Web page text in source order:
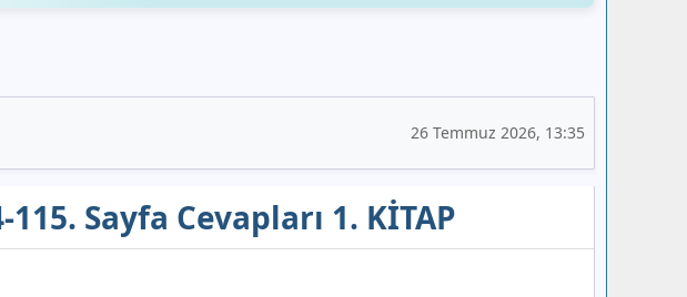
26 Temmuz 2026, 13:35
Sayfa Cevapları 1. KİTAP